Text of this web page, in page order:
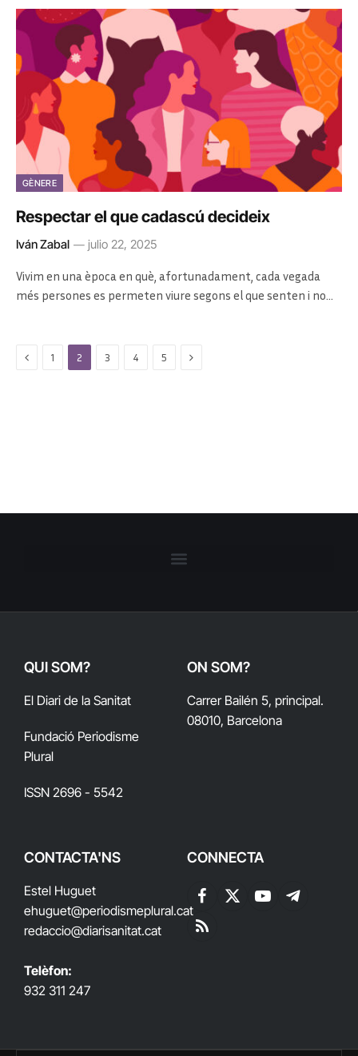
GÈNERE
Respectar el que cadascú decideix
Iván Zabal julio 22, 2025
Vivim en una època en què, afortunadament, cada vegada
més persones es permeten viure segons el que senten i no…
Previous
1 2 3 4 5 Next
QUI SOM?
El Diari de la Sanitat
Fundació Periodisme
Plural
ISSN 2696 - 5542
ON SOM?
Carrer Bailén 5, principal.
08010, Barcelona
CONTACTA'NS
Estel Huguet
ehuguet@periodismeplural.cat
redaccio@diarisanitat.cat
Telèfon:
932 311 247
CONNECTA
Facebook
X
YouTubeTelegram
RSS